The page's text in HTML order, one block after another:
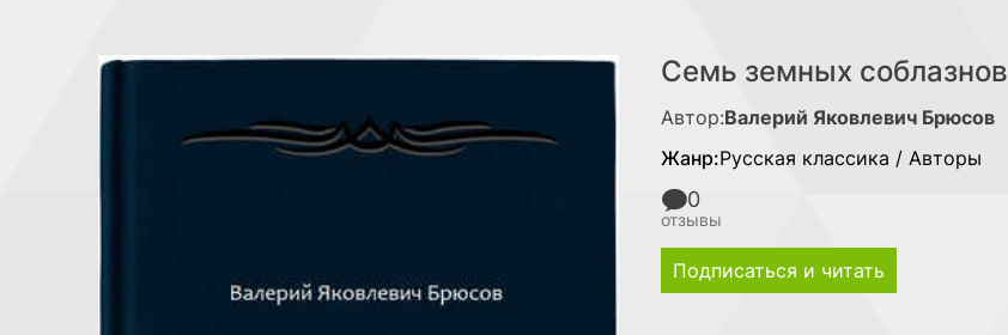
Семь земных соблазнов
Автор:Валерий Яковлевич Брюсов
Жанр:Русская классика / Авторы
0
отзывы
Подписаться и читать